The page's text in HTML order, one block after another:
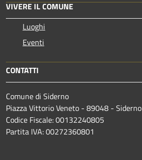
VIVERE IL COMUNE
Luoghi
Eventi
CONTATTI
Comune di Siderno
Piazza Vittorio Veneto - 89048 - Siderno
Codice Fiscale: 00132240805
Partita IVA: 00272360801